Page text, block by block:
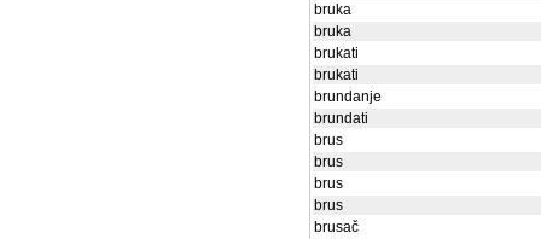
bruka
bruka
brukati
brukati
brundanje
brundati
brus
brus
brus
brus
brusač